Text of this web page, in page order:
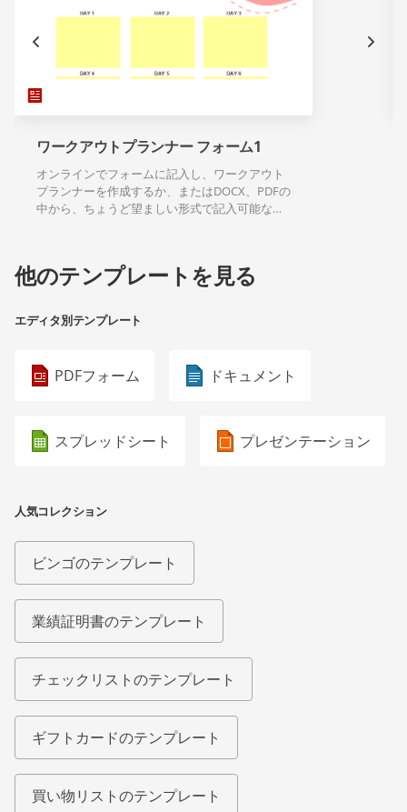
ワークアウトプランナー フォーム1
オンラインでフォームに記入し、ワークアウト
プランナーを作成するか、またはDOCX、PDFの
中から、ちょうど望ましい形式で記入可能なテ
他のテンプレートを見る
エディタ別テンプレート
PDFフォーム ドキュメント
スプレッドシート プレゼンテーション
人気コレクション
ビンゴのテンプレート
業績証明書のテンプレート
チェックリストのテンプレート
ギフトカードのテンプレート
買い物リストのテンプレート